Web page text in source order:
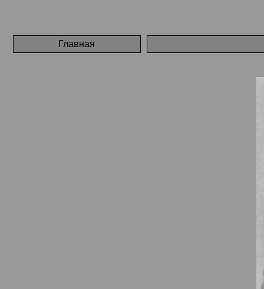
Главная